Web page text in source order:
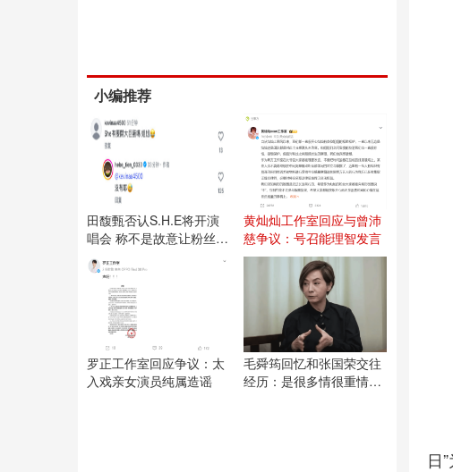
小编推荐
田馥甄否认S.H.E将开演
唱会 称不是故意让粉丝失
望
黄灿灿工作室回应与曾沛
慈争议：号召能理智发言
罗正工作室回应争议：太
入戏亲女演员纯属造谣
毛舜筠回忆和张国荣交往
经历：是很多情很重情的
日